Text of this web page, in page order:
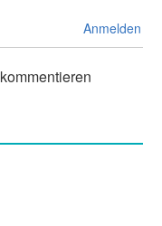
Anmelden